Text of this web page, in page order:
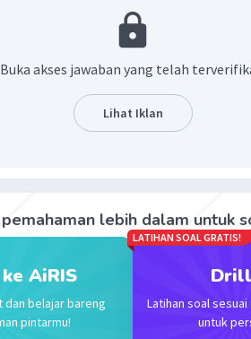
negatif yang semakin ke kiri pada
akan semakin kecil.
Iklan
Buka akses jawaban yang telah
Lihat Iklan
lebih dalam untuk
AiRIS
dan belajar bareng
pintarmu!
LATIHAN SOAL GRATIS!
Latihan soal
untuk